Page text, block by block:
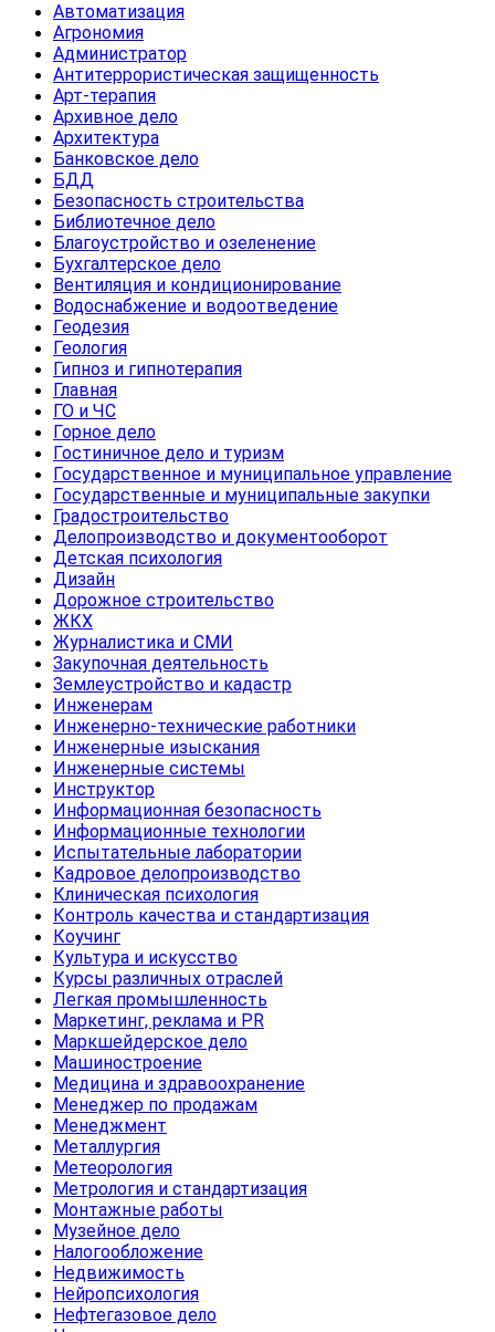
Автоматизация
Агрономия
Администратор
Антитеррористическая защищенность
Арт-терапия
Архивное дело
Архитектура
Банковское дело
БДД
Безопасность строительства
Библиотечное дело
Благоустройство и озеленение
Бухгалтерское дело
Вентиляция и кондиционирование
Водоснабжение и водоотведение
Геодезия
Геология
Гипноз и гипнотерапия
Главная
ГО и ЧС
Горное дело
Гостиничное дело и туризм
Государственное и муниципальное управление
Государственные и муниципальные закупки
Градостроительство
Делопроизводство и документооборот
Детская психология
Дизайн
Дорожное строительство
ЖКХ
Журналистика и СМИ
Закупочная деятельность
Землеустройство и кадастр
Инженерам
Инженерно-технические работники
Инженерные изыскания
Инженерные системы
Инструктор
Информационная безопасность
Информационные технологии
Испытательные лаборатории
Кадровое делопроизводство
Клиническая психология
Контроль качества и стандартизация
Коучинг
Культура и искусство
Курсы различных отраслей
Легкая промышленность
Маркетинг, реклама и PR
Маркшейдерское дело
Машиностроение
Медицина и здравоохранение
Менеджер по продажам
Менеджмент
Металлургия
Метеорология
Метрология и стандартизация
Монтажные работы
Музейное дело
Налогообложение
Недвижимость
Нейропсихология
Нефтегазовое дело